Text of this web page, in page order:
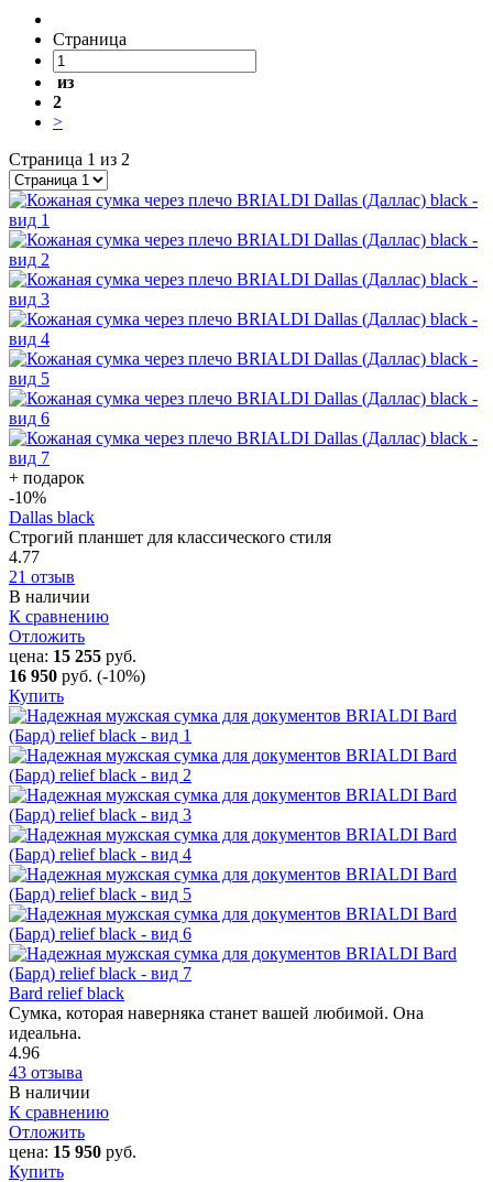
Страница
из
2
>
Страница 1 из 2
+ подарок
-10%
Dallas black
Строгий планшет для классического стиля
4.77
21 отзыв
В наличии
К сравнению
Отложить
цена: 15 255 руб.
16 950 руб. (-10%)
Купить
Bard relief black
Сумка, которая наверняка станет вашей любимой. Она
идеальна.
4.96
43 отзыва
В наличии
К сравнению
Отложить
цена: 15 950 руб.
Купить